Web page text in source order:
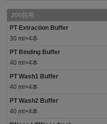
200回用
PT Extraction Buffer
30 ml×4本
PT Binding Buffer
40 ml×4本
PT Wash1 Buffer
40 ml×4本
PT Wash2 Buffer
40 ml×4本